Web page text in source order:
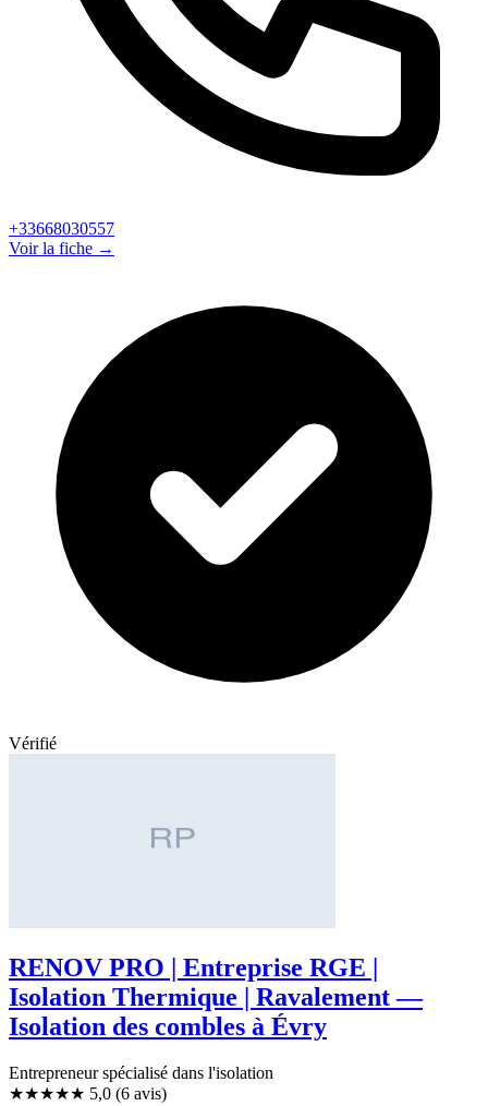
+33668030557
Voir la fiche →
Vérifié
RENOV PRO | Entreprise RGE |
Isolation Thermique | Ravalement —
Isolation des combles à Évry
Entrepreneur spécialisé dans l'isolation
★★★★★ 5,0 (6 avis)